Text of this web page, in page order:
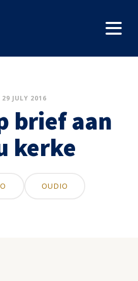
29 JULY 2016
brief aan
kerke
OUDIO